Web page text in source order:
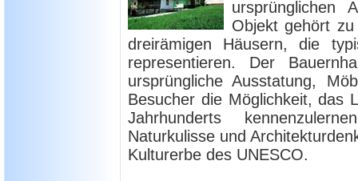
ursprünglichen
Objekt gehört
dreirämigen Häusern, die
representieren. Der
ursprüngliche Ausstatung,
Besucher die Möglichkeit, das
Jahrhunderts
Naturkulisse und
Kulturerbe des UNESCO.